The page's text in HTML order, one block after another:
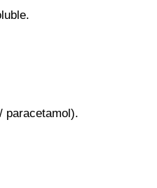
paracetamol).